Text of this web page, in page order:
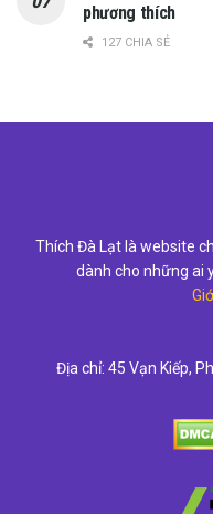
phương thích
127 CHIA SẺ
Thích Đà Lạt là website
dành cho những ai
Địa chỉ: 45 Vạn Kiếp,